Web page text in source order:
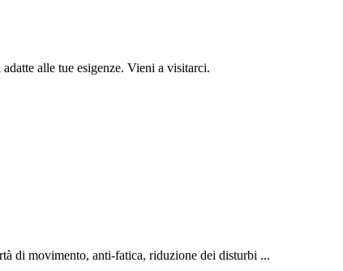
alle tue esigenze. Vieni a visitarci.
di movimento, anti-fatica, riduzione dei disturbi ...